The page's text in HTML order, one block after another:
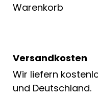
Warenkorb
Versandkosten
Wir liefern
und Deutschland.